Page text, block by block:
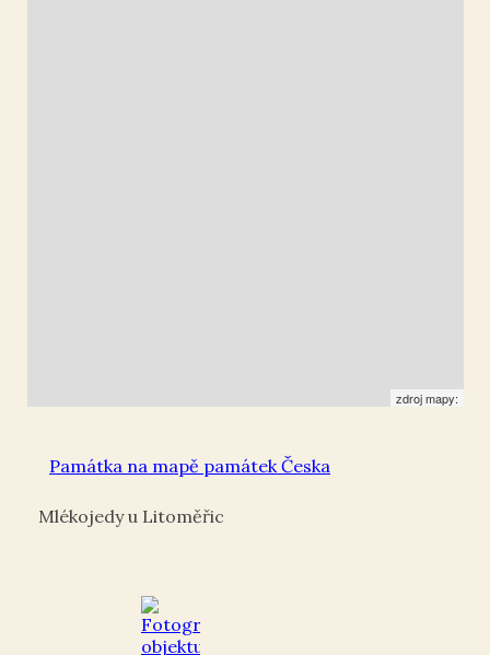
zdroj mapy:
Památka na mapě památek Česka
Mlékojedy u Litoměřic